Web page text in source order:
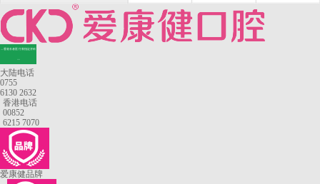
—香港长者医疗券指定牙科
大陆电话
0755
6130 2632
香港电话
00852
6215 7070
爱康健品牌